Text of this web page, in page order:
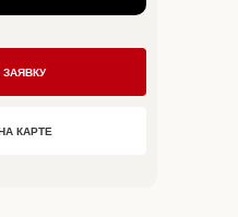
КАРТЕ
ЗАЯВКУ
60 000 ₽
раз